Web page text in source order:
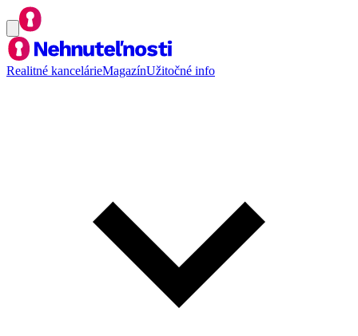
Realitné kancelárieMagazínUžitočné info